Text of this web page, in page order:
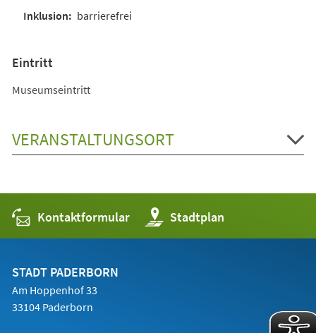
barrierefrei
Eintritt
Museumseintritt
VERANSTALTUNGSORT
Kontaktformular Stadtplan
(Öffnet
in
einem
STADT PADERBORN
Am Hoppenhof 33
33104 Paderborn